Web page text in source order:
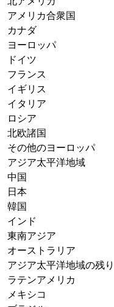
アメリカ合衆国
カナダ
ヨーロッパ
ドイツ
フランス
イギリス
イタリア
ロシア
北欧諸国
その他のヨーロッパ
アジア太平洋地域
中国
日本
韓国
インド
東南アジア
オーストラリア
アジア太平洋地域の残り
ラテンアメリカ
メキシコ